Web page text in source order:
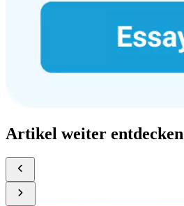
Artikel weiter entdecken